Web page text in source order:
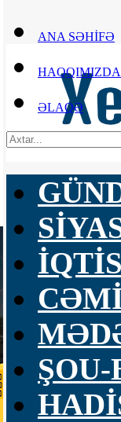
ANA SƏHİFƏ
HAQQIMIZDA
ƏLAQƏ